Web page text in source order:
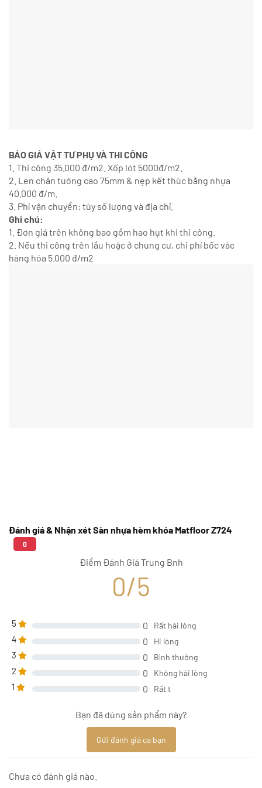
BÁO GIÁ VẬT TƯ PHỤ VÀ THI CÔNG
1. Thi công 35.000 đ/m2. Xốp lót 5000đ/m2.
2. Len chân tường cao 75mm & nẹp kết thúc bằng nhựa
40.000 đ/m.
3. Phí vận chuyển: tùy số lượng và địa chỉ.
Ghi chú:
1. Đơn giá trên không bao gồm hao hụt khi thi công.
2. Nếu thi công trên lầu hoặc ở chung cư, chi phí bốc vác
hàng hóa 5.000 đ/m2
Đánh giá & Nhận xét Sàn nhựa hèm khóa Matfloor Z724
0
Điểm Đánh Giá Trung Bnh
0/5
5 0 Rất hài lòng
4 0 Hi lòng
3 0 Bình thường
2 0 Không hài lòng
1 0 Rất t
Bạn đã dùng sản phẩm này?
Gửi đánh giá ca bạn
Chưa có đánh giá nào.